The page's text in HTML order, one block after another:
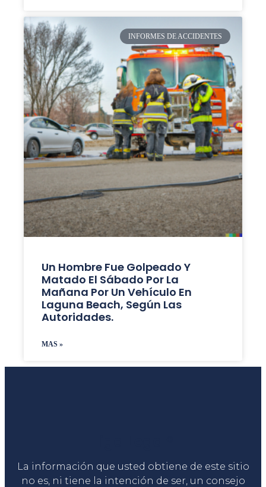
INFORMES DE ACCIDENTES
Un Hombre Fue Golpeado Y
Matado El Sábado Por La
Mañana Por Un Vehículo En
Laguna Beach, Según Las
Autoridades.
MAS »
La información que usted obtiene de este sitio
no es, ni tiene la intención de ser, un consejo